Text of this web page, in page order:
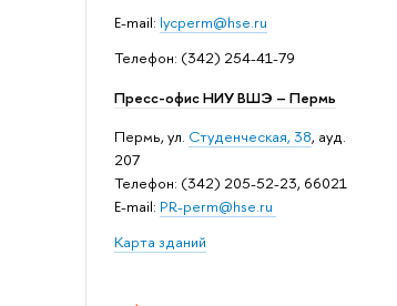
E-mail: lycperm@hse.ru
Телефон: (342) 254-41-79
Пресс-офис НИУ ВШЭ – Пермь
Пермь, ул. Студенческая, 38, ауд.
207
Телефон: (342) 205-52-23, 66021
E-mail: PR-perm@hse.ru
Карта зданий